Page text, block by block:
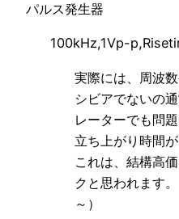
パルス発生器
100kHz,1Vp-
実際には、周波
シビアでないの
レーターでも問
立ち上がり時間
これは、結構高
クと思われます
～）